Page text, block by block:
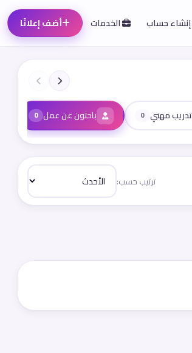
إنشاء حساب الخدمات أضف إعلانًا
تدريب مهني 0 باحثون عن عمل 0
ترتيب حسب: